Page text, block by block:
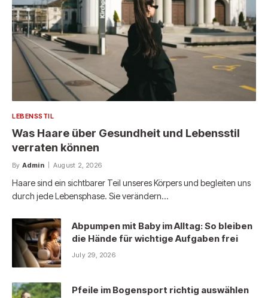
LEBENSSTIL
Was Haare über Gesundheit und Lebensstil
verraten können
By Admin August 2, 2026
Haare sind ein sichtbarer Teil unseres Körpers und begleiten uns
durch jede Lebensphase. Sie verändern…
Abpumpen mit Baby im Alltag: So bleiben
die Hände für wichtige Aufgaben frei
July 29, 2026
Pfeile im Bogensport richtig auswählen